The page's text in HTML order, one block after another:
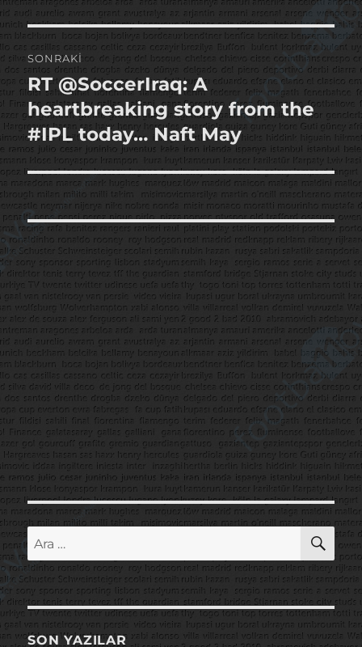
SONRAKI
Sonraki
yazı:
RT @SoccerIraq: A
heartbreaking story from the
#IPL today… Naft May
Ara:
SON YAZILAR